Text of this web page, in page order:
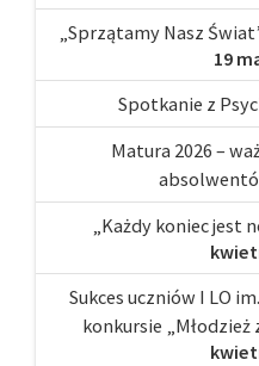
„Sprzątamy Nasz
19
Spotkanie z
Matura 2026 –
„Każdy koniec jest
Sukces uczniów I LO
konkursie